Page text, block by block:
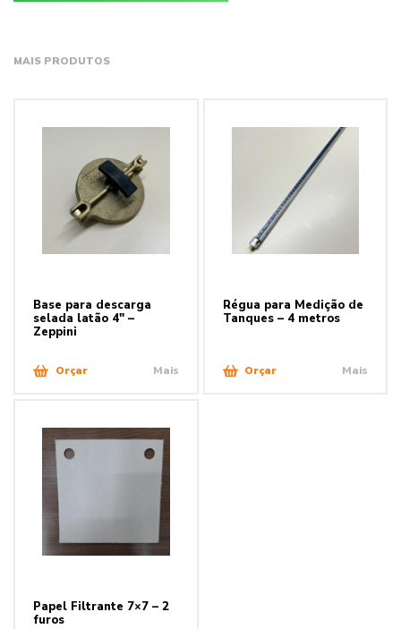
MAIS PRODUTOS
Base para descarga
selada latão 4″ –
Zeppini
Mais
Orçar
Régua para Medição de
Tanques – 4 metros
Mais
Orçar
Papel Filtrante 7×7 – 2
furos